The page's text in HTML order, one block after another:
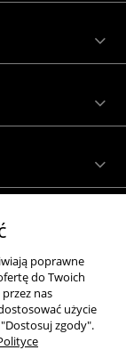
© 2018
poprawne
do Twoich
nas
użycie
zgody".